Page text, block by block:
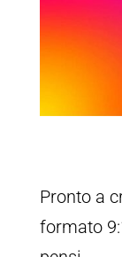
Pronto a
formato